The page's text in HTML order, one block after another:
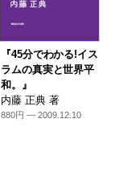
『45分でわかる!イス
ラムの真実と世界平
和。』
内藤 正典 著
880円 — 2009.12.10